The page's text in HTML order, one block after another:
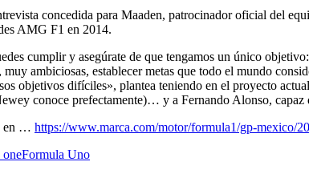
concedida para Maaden, patrocinador oficial del
AMG F1 en 2014.
cumplir y asegúrate de que tengamos un único
muy ambiciosas, establecer metas que todo el mundo
objetivos difíciles», plantea teniendo en el proyecto
conoce prefectamente)… y a Fernando Alonso,
en … https://www.marca.com/motor/formula1/gp-mexico/
Formula Uno